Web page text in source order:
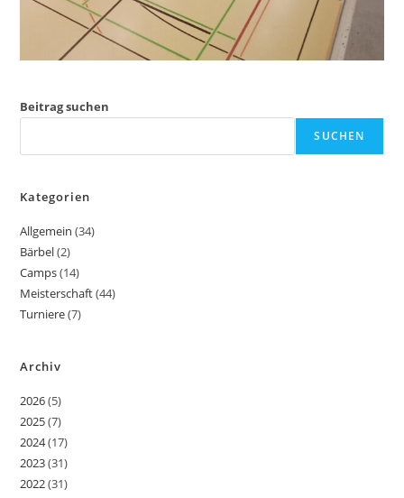
Beitrag suchen
SUCHEN
Kategorien
Allgemein (34)
Bärbel(2)
Camps(14)
Meisterschaft(44)
Turniere(7)
Archiv
2026(5)
2025(7)
2024(17)
2023(31)
2022(31)